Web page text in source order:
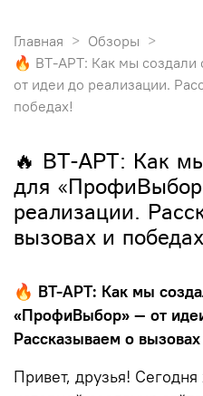
Главная
Обзоры
🔥 ВТ-АРТ: Как мы создали
от идеи до реализации.
победах!
🔥 ВТ-АРТ: Как
для
реализации.
вызовах и
🔥 ВТ-АРТ: Как мы
«ПрофиВыбор» — от
Рассказываем о
Привет, друзья!